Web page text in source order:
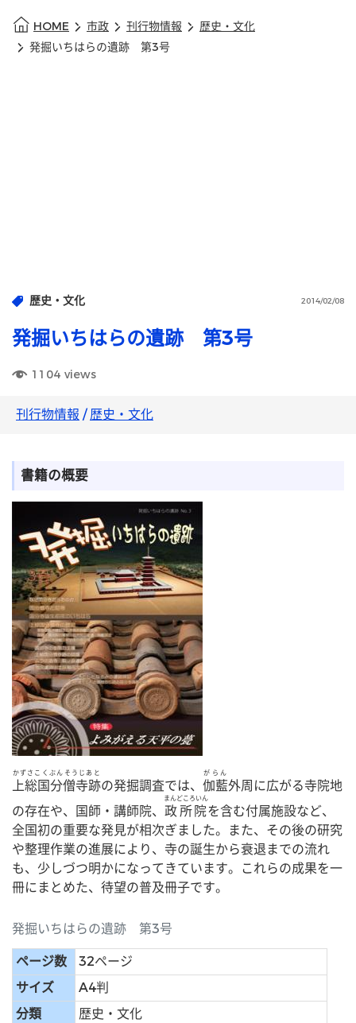
HOME 市政 刊行物情報
歴史・文化
発掘いちはらの遺跡 第3号
歴史・文化 2014/02/08
発掘いちはらの遺跡 第3号
1104 views
刊行物情報 /歴史・文化
書籍の概要
上総国分僧寺跡
かずさこくぶんそうじあと
の発掘調査では、 伽藍
がらん
外周に広がる寺院地
の存在や、国師・講師院、 政所院
まんどころいん
を含む付属施設など、
全国初の重要な発見が相次ぎました。また、その後の研究
や整理作業の進展により、寺の誕生から衰退までの流れ
も、少しづつ明かになってきています。これらの成果を一
冊にまとめた、待望の普及冊子です。
発掘いちはらの遺跡 第3号
ページ数
32ページ
サイズ
A4判
分類
歴史・文化